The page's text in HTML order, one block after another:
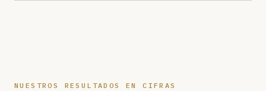
NUESTROS RESULTADOS EN CIFRAS